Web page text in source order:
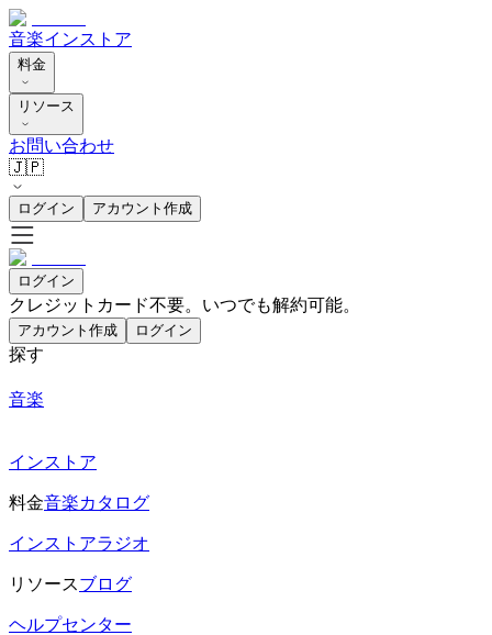
音楽インストア
料金
リソース
お問い合わせ
🇯🇵
ログイン アカウント作成
ログイン
クレジットカード不要。いつでも解約可能。
アカウント作成 ログイン
探す
音楽
インストア
料金音楽カタログ
インストアラジオ
リソースブログ
ヘルプセンター